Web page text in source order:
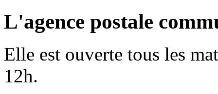
L'agence postale
Elle est ouverte tous les
12h.